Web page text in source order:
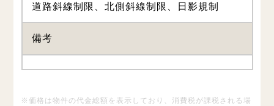
道路斜線制限、北側斜線制限、日影規制
備考
※価格は物件の代金総額を表示しており、消費税が課税される場